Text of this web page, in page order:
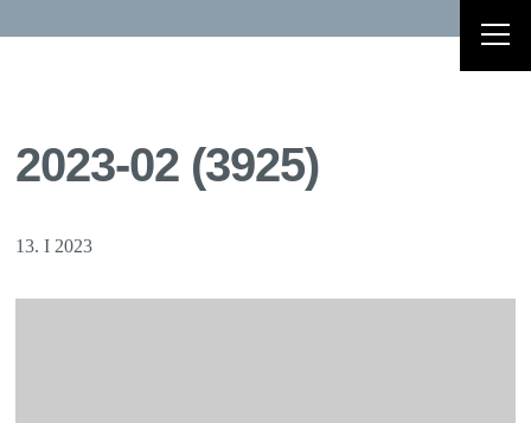
2023-02 (3925)
13. I 2023